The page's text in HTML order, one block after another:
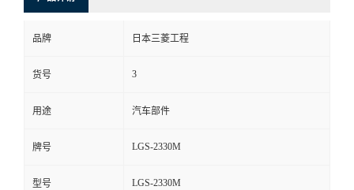
品牌 日本三菱工程
货号 3
用途 汽车部件
牌号 LGS-2330M
型号 LGS-2330M